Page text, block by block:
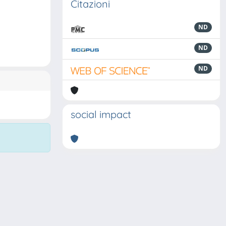
Citazioni
ND
ND
ND
social impact